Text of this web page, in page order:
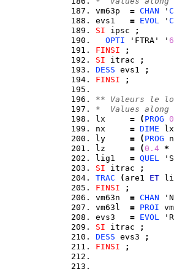
vm63p = CHAN '
evs1 = EVOL '
SI ipsc
;
OPTI 'FTRA' ' 6
FINSI
;
SI itrac
;
DESS evs1
;
FINSI
;
** Valeurs le
*  Values along
lx = ( PROG
nx = DIME
ly = ( PROG
lz = ( 0.4 *
lig1 = QUEL
SI itrac
;
TRAC
( are1 ET
FINSI
;
vm63n = CHAN
vm63l = PROI
evs3 = EVOL
SI itrac
;
DESS evs3
;
FINSI
;